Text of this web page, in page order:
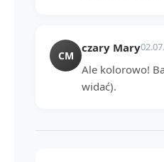
CM
czary Mary
Ale kolorowo!
widać).